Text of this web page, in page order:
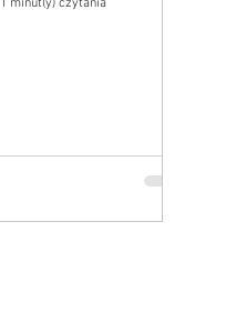
1 minut(y) czytania